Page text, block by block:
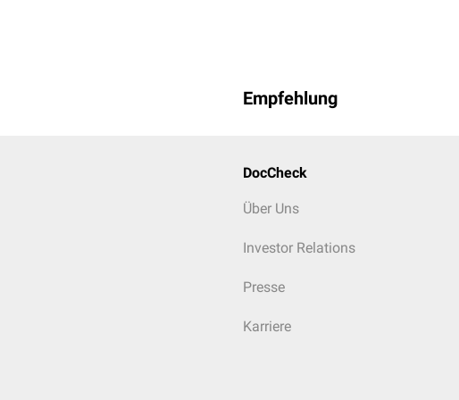
Empfehlung
DocCheck
Über Uns
Investor Relations
Presse
Karriere